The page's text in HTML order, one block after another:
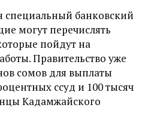
специальный банковский
могут перечислять
пойдут на
Правительство уже
сомов для выплаты
ссуд и 100 тысяч
Кадамжайского